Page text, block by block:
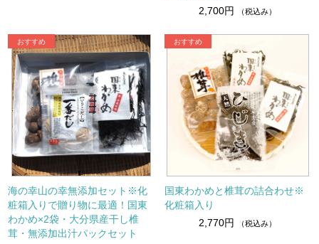
2,700円
（税込み）
海の幸山の幸無添加セット※化
粧箱入りで贈り物に最適！国東
わかめ×2袋・大分県産干し椎
茸・無添加出汁パックセット
国東わかめと椎茸の詰合わせ※
化粧箱入り
2,770円
（税込み）